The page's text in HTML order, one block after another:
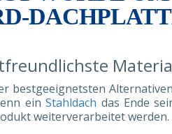
bestgeeignetsten
einStahldach das Ende
weiterverarbeitet werden.